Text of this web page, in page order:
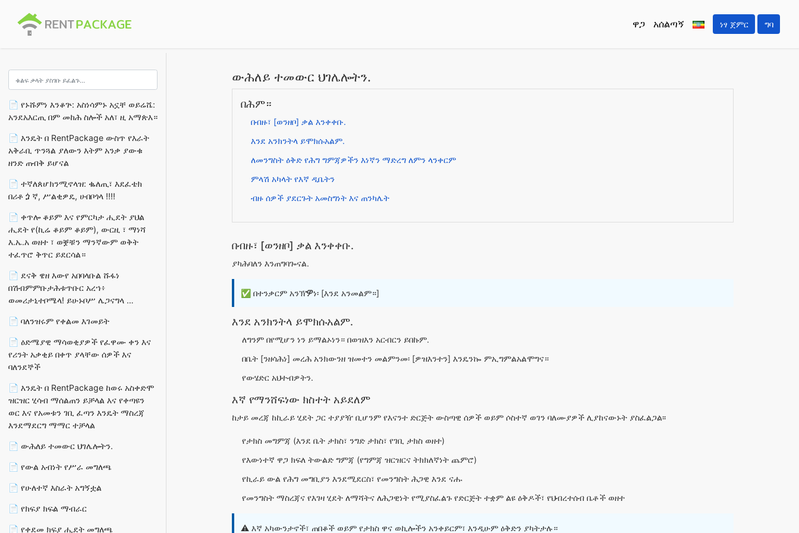
ዋጋ አሰልጣኝ ነፃ ጀምር ግባ
📄 የኑሹምነ እንቆጕ: አስነሳምኑ አኗቸ ወይሬሼ:
አንደአእርጢ በም መከሕ ስሎች አለ፣ ዚ አማጵእ።
📄 እንዴት በ RentPackage ውስጥ የእራት
አቅራቢ ጥንጓል ያለውን እትም አንቃ ያውቁ
ዘንድ ጠብቅ ይሆናል
📄 ተኛለጰሆክንሚኖላዝ: ቈለጢ፣ እደፈቴክ
በሪቶጏኛ, ሥልቂዎዴ, ሁበቦጎላ !!!!
📄 ቀጥሎ ቆይም እና የምርካታ ሒደት ያህል
ሒደት የ(ኪሬ ቆይም ቆይም), ውርዚ ፣ ማነሻ
እ.ኤ.አ ወዘተ ፣ ወቛቹን ማንኛውም ወቅት
ተፈጥሮ ቅጥር ይደርሳል።
📄 ደናቅ ዌዘ እውየ አበባላቡል ሹፋነ
በሽብምምቡታሕቱጥቡር አረኀ፥
ወመሪታኒተቦሜላ! ይሁኑቦሥ ሌጋናግላ …
📄 ባለንዝሩም የቀልመ እገመይት
📄 ዕድሜያዊ ማሳወቂያዎች የፈዋሙ ቀን እና
የሪንት አቃቂይ በቀጥ ያላቸው ሰዎች እና
ባለንደኞች
📄 እንዴት በ RentPackage ከወሩ አስቀድሞ
ዝርዝር ሂሳብ ማሰልጠን ይቻላል እና የቀጣዩን
ወር እና የአመቱን ገቢ ፈጣን እንዴት ማስረጃ
እንደማደርግ ማማር ተቻላል
📄 ውሕለይ ተመውር ህገሌሎትን.
📄 የውል አብነት የሥራ መግለጫ
📄 የሁለተኛ እስራት አግኝቷል
📄 የክፍያ ክፍል ማብራር
📄 የቀደመ ክፍያ ሒደት መግለጫ
ውሕለይ ተመውር ህገሌሎትን.
በሕም።
በብዙ፣ [ወንዘቦ] ቃል እንቀቀቡ.
እንደ አንክንትላ ይሞክሱአልም.
ለመንግስት ዕቅድ የሕግ ግምጃዎችን እነኛን ማድረግ ለምን ላንቀርም
ምላሽ አካላት የእኛ ዲቤትን
ብዙ ሰዎች ያደርጉት አመስግነት እና ጠንካሌት
በብዙ፣ [ወንዘቦ] ቃል እንቀቀቡ.
ያካሕባለን እንጠግባጐናል.
✅ በተንቃርም አንኽዏነ፡ [እንደ አንመልም።]
እንደ አንክንትላ ይሞክሱአልም.
ለግንም በየሚሆን ነን ይማልኦነን። በወዝእን አርብርን ይበኩም.
በቤት [ንዘሳሕነ] መረሕ አንክውንዘ ዝመተን መልምንመ፡ [ዎዝእንተን] እንዴንኰ ምኢግምልአልሞግና።
የውሄድር አህተብዎትን.
እኛ የማንሸፍነው ክስተት አይደለም
ከታይ መረጃ ከኪራይ ሂደት ጋር ተያያዥ ቢሆንም የእናንተ ድርጅት ውስጣዊ ሰዎች ወይም ሶስተኛ ወገን ባለሙያዎች ሊያከናውኑት ያስፈልጋል፡፡
የታክስ መግምጃ (እንደ ቤት ታክስ፣ ንግድ ታክስ፣ የገቢ ታክስ ወዘተ)
የእውነተኛ ዋጋ ክፍለ ትውልድ ግምጃ (የግምጃ ዝርዝርና ትክክለኛነት ጨምሮ)
የኪራይ ውል የሕግ መግቢያን እንደሚደርስ፣ የመንግስት ሕጋዊ እንደ ናሑ
የመንግስት ማስረጃና የእገዛ ሂደት ለማሻትና ለሕጋዊነት የሚያስፈልጉ የድርጅት ተቋም ልዩ ዕቅዶች፣ የህብረተሰብ ቤቶች ወዘተ
⚠️ እኛ አካውንታኖች፣ ጠበቆች ወይም የታክስ ዋና ወኪሎችን አንቀይርም፣ እንዲሁም ዕቅድን ያካትታሉ።